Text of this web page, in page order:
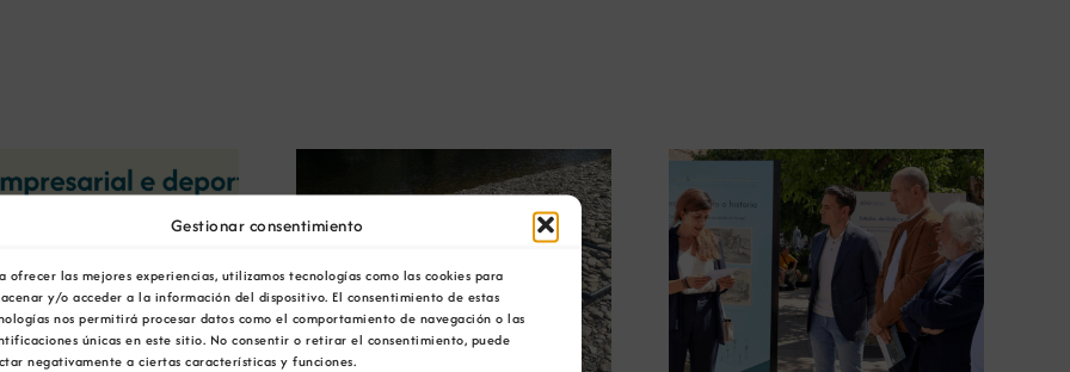
Gestionar consentimiento
ofrecer las mejores experiencias, utilizamos tecnologías como las cookies para
y/o acceder a la información del dispositivo. El consentimiento de estas
nos permitirá procesar datos como el comportamiento de navegación o las
únicas en este sitio. No consentir o retirar el consentimiento, puede
negativamente a ciertas características y funciones.
La OIPE y el CRETUS
presentan las últimas
innovaciones en
restauración ambiental para
la minería gallega
La COMG inaugura en
Ourense la exposición
‘Tesouros da terra’
La COMG lleva a Vigo la
exposición ‘Tesouros da terra’